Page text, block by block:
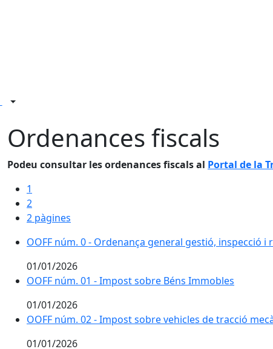
Ordenances fiscals
Podeu consultar les ordenances fiscals al Portal de la
1
2
2 pàgines
OOFF núm. 0 - Ordenança general gestió, inspecció
01/01/2026
OOFF núm. 01 - Impost sobre Béns Immobles
01/01/2026
OOFF núm. 02 - Impost sobre vehicles de tracció
01/01/2026